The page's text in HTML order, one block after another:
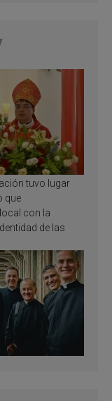
tuvo lugar
que
con la
de las